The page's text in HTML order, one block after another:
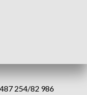
254/82 986